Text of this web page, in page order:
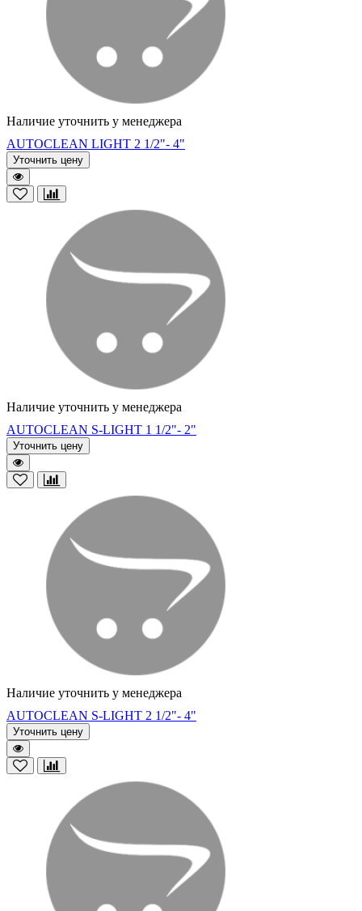
Наличие уточнить у менеджера
AUTOCLEAN LIGHT 2 1/2"- 4"
Уточнить цену
Наличие уточнить у менеджера
AUTOCLEAN S-LIGHT 1 1/2"- 2"
Уточнить цену
Наличие уточнить у менеджера
AUTOCLEAN S-LIGHT 2 1/2"- 4"
Уточнить цену